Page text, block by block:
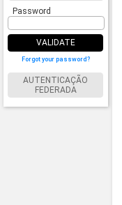
Password
VALIDATE
Forgot your password?
AUTENTICAÇÃO
FEDERADA